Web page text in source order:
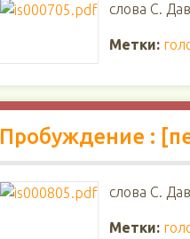
слова С.
Метки:
Пробуждение :
слова С.
Метки: